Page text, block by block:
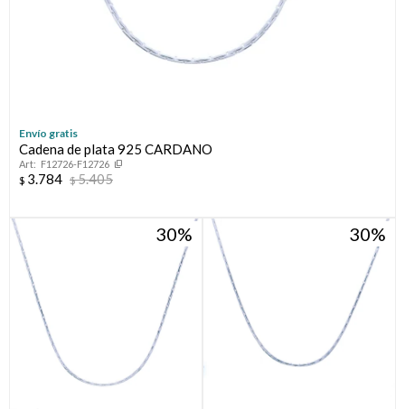
Envío gratis
Cadena de plata 925 CARDANO
F12726-F12726
$ 3.784 $5.405
30 30